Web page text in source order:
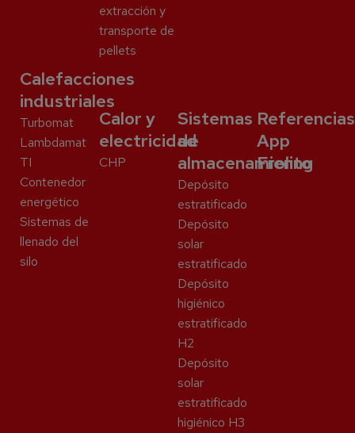
extracción y
transporte de
pellets
Calefacciones
industriales
Turbomat
Lambdamat
TI
Contenedor
energético
Sistemas de
llenado del
silo
Calor y
electricidad
CHP
Sistemas
de
almacenamiento
Depósito
estratificado
Depósito
solar
estratificado
Depósito
higiénico
estratificado
H2
Depósito
solar
estratificado
higiénico H3
Referencias
App
Froling